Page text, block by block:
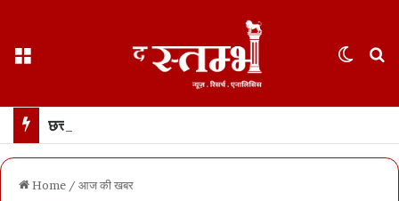
Home / आज की खबर